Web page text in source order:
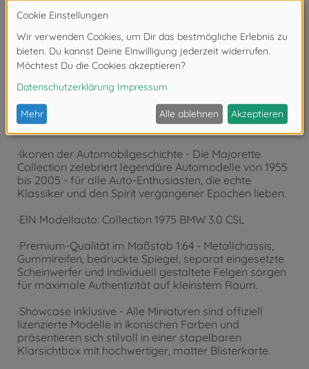
Achtung!
Jahren. Erstickungsgefahr durch Kleinteile.
Produktdetails
·Ikonen der Automobilgeschichte - Die Majorette
Collection zelebriert legendäre Automodelle von 1955
bis 2005 - für alle Auto-Enthusiasten, die echte
Klassiker und den Spirit vergangener Epochen lieben.
·EIN Modellauto: Collection 1975 BMW 3.0 CSL
·Premium-Qualität im Maßstab 1:64 - Metallchassis,
Gummireifen, bedruckte Spiegel, separat eingesetzte
Scheinwerfer und individuell gestaltete Felgen sorgen
für maximale Authentizität auf kleinstem Raum.
·Showcase inklusive - Alle Miniaturen sind offiziell
lizenzierte Modelle in ikonischen Farben und
präsentieren sich stilvoll in einer stapelbaren
Klarsichtbox mit hochwertiger, matter Blisterkarte.